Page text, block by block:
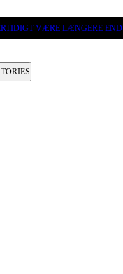
VÆRE LÆNGERE